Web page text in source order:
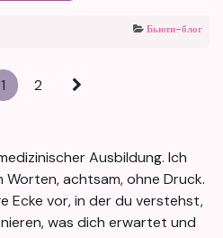
Бьюти-блог
1 2
Ausbildung. Ich
Worten, achtsam, ohne Druck.
Ecke vor, in der du verstehst,
was dich erwartet und